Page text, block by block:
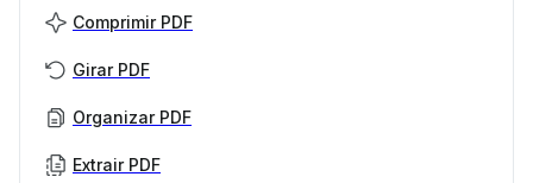
Comprimir PDF
Girar PDF
Organizar PDF
Extrair PDF